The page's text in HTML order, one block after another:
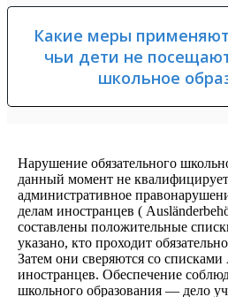
Какие меры
чьи дети не
школьное
Нарушение обязательного
данный момент не
административное
делам иностранцев (
составлены положительные
указано, кто проходит
Затем они сверяются со списками
иностранцев. Обеспечение
школьного образования — дело